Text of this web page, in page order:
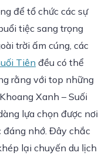
để tổ chức các sự
tiệc sang trọng
trời ấm cúng, các
Tiên đều có thể
rằng với top những
Xanh – Suối
lựa chọn được nơi
nhớ. Đây chắc
lại chuyến du lịch